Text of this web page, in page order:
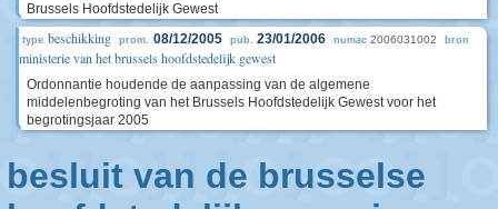
Brussels Hoofdstedelijk Gewest
type beschikking prom. 08/12/2005 pub. 23/01/2006 numac 2006031002 bron
ministerie van het brussels hoofdstedelijk gewest
Ordonnantie houdende de aanpassing van de algemene
middelenbegroting van het Brussels Hoofdstedelijk Gewest voor het
begrotingsjaar 2005
besluit van de brusselse